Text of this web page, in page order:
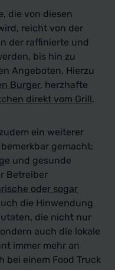
die von diesen
reicht von der
der raffinierte und
bis hin zu
Angeboten. Hierzu
Burger, herzhafte
direkt vom Grill.
ein weiterer
gemacht:
und gesunde
Betreiber
oder sogar
die Hinwendung
die nicht nur
auch die lokale
immer mehr an
bei einem Food Truck